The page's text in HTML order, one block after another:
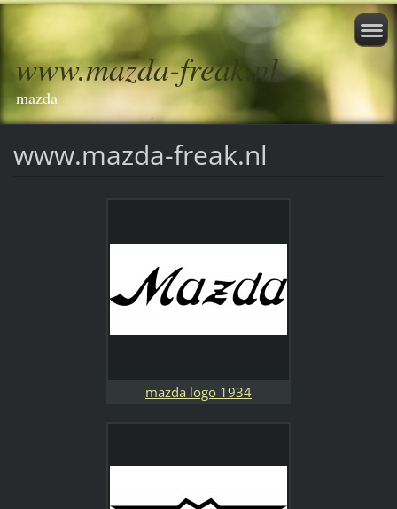
www.mazda-freak.nl
mazda
www.mazda-freak.nl
mazda logo 1934